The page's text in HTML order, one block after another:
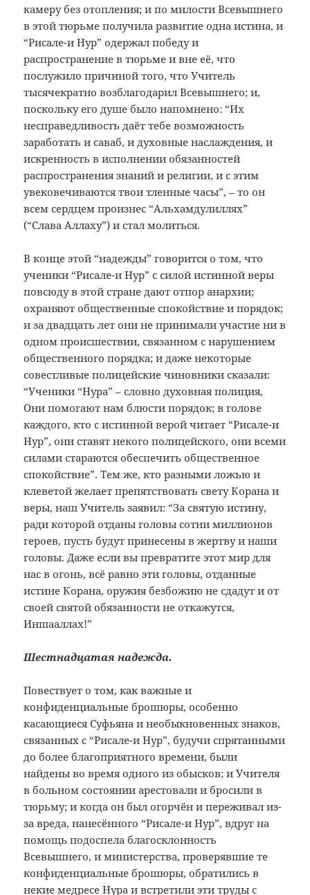
камеру без отопления; и по милости Всевышнего
в этой тюрьме получила развитие одна истина, и
“Рисале-и Нур” одержал победу и
распространение в тюрьме и вне её, что
послужило причиной того, что Учитель
тысячекратно возблагодарил Всевышнего; и,
поскольку его душе было напомнено: “Их
несправедливость даёт тебе возможность
заработать и саваб, и духовные наслаждения, и
искренность в исполнении обязанностей
распространения знаний и религии, и с этим
увековечиваются твои тленные часы”, – то он
всем сердцем произнес “Альхамдулиллях”
(“Слава Аллаху”) и стал молиться.
В конце этой “надежды” говорится о том, что
ученики “Рисале-и Нур” с силой истинной веры
повсюду в этой стране дают отпор анархии;
охраняют общественные спокойствие и порядок;
и за двадцать лет они не принимали участие ни в
одном происшествии, связанном с нарушением
общественного порядка; и даже некоторые
совестливые полицейские чиновники сказали:
“Ученики “Нура” – словно духовная полиция,
Они помогают нам блюсти порядок; в голове
каждого, кто с истинной верой читает “Рисале-и
Нур”, они ставят некого полицейского, они всеми
силами стараются обеспечить общественное
спокойствие”. Тем же, кто разными ложью и
клеветой желает препятствовать свету Корана и
веры, наш Учитель заявил: “За святую истину,
ради которой отданы головы сотни миллионов
героев, пусть будут принесены в жертву и наши
головы. Даже если вы превратите этот мир для
нас в огонь, всё равно эти головы, отданные
истине Корана, оружия безбожию не сдадут и от
своей святой обязанности не откажутся,
Иншааллах!”
Шестнадцатая надежда.
Повествует о том, как важные и
конфиденциальные брошюры, особенно
касающиеся Суфьяна и необыкновенных знаков,
связанных с “Рисале-и Нур”, будучи спрятанными
до более благоприятного времени, были
найдены во время одного из обысков; и Учителя
в больном состоянии арестовали и бросили в
тюрьму; и когда он был огорчён и переживал из-
за вреда, нанесённого “Рисале-и Нур”, вдруг на
помощь подоспела благосклонность
Всевышнего, и министерства, проверявшие те
конфиденциальные брошюры, обратились в
некие медресе Нура и встретили эти труды с